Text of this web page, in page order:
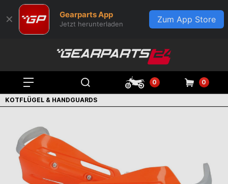
✕ Gearparts App
Jetzt herunterladen Zum App Store
0 0
KOTFLÜGEL & HANDGUARDS